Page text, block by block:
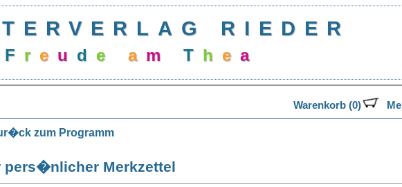
RIEDER
F r e u d e a m T h e a
Warenkorb (0)
zum Programm
pers�nlicher Merkzettel